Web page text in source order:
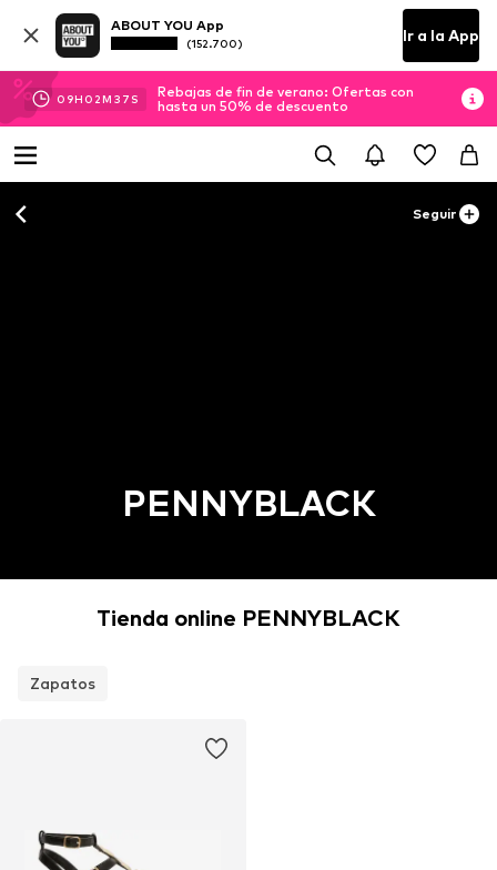
ABOUT YOU App
(152.700) Ir a la App
09H 02M 37 S
Rebajas de fin de verano: Ofertas con
hasta un 50% de descuento
Seguir
PENNYBLACK
Tienda online PENNYBLACK
Zapatos